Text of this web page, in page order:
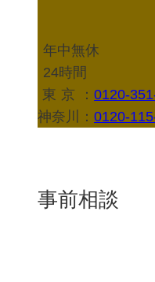
年中無休
24時間
東京
：0120-
神奈川： 0120-
事前相談